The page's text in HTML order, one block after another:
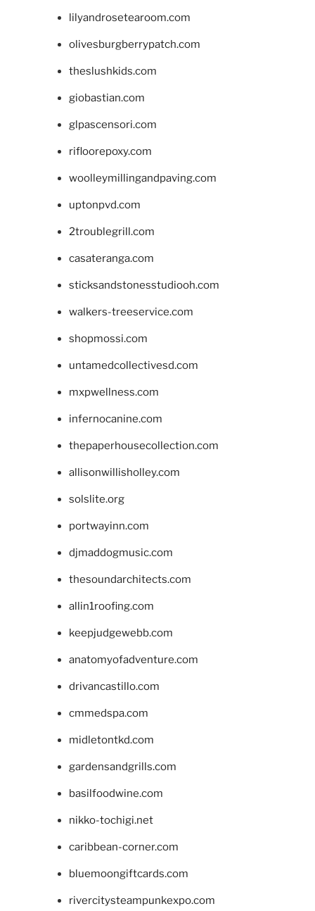
lilyandrosetearoom.com
olivesburgberrypatch.com
theslushkids.com
giobastian.com
glpascensori.com
rifloorepoxy.com
woolleymillingandpaving.com
uptonpvd.com
2troublegrill.com
casateranga.com
sticksandstonesstudiooh.com
walkers-treeservice.com
shopmossi.com
untamedcollectivesd.com
mxpwellness.com
infernocanine.com
thepaperhousecollection.com
allisonwillisholley.com
solslite.org
portwayinn.com
djmaddogmusic.com
thesoundarchitects.com
allin1roofing.com
keepjudgewebb.com
anatomyofadventure.com
drivancastillo.com
cmmedspa.com
midletontkd.com
gardensandgrills.com
basilfoodwine.com
nikko-tochigi.net
caribbean-corner.com
bluemoongiftcards.com
rivercitysteampunkexpo.com